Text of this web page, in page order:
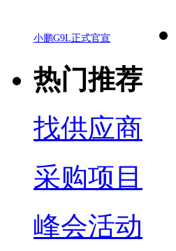
小鹏G9L正式官宣
热门推荐
找供应商
采购项目
峰会活动